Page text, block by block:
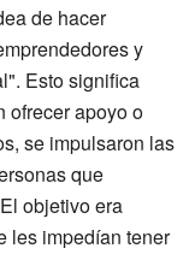
de hacer
y
Esto significa
ofrecer apoyo o
se impulsaron las
que
objetivo era
les impedían tener